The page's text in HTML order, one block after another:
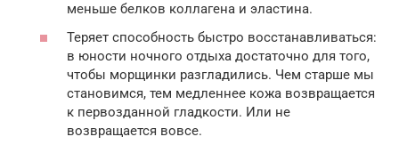
меньше белков коллагена и эластина.
Теряет способность быстро восстанавливаться:
в юности ночного отдыха достаточно для того,
чтобы морщинки разгладились. Чем старше мы
становимся, тем медленнее кожа возвращается
к первозданной гладкости. Или не
возвращается вовсе.